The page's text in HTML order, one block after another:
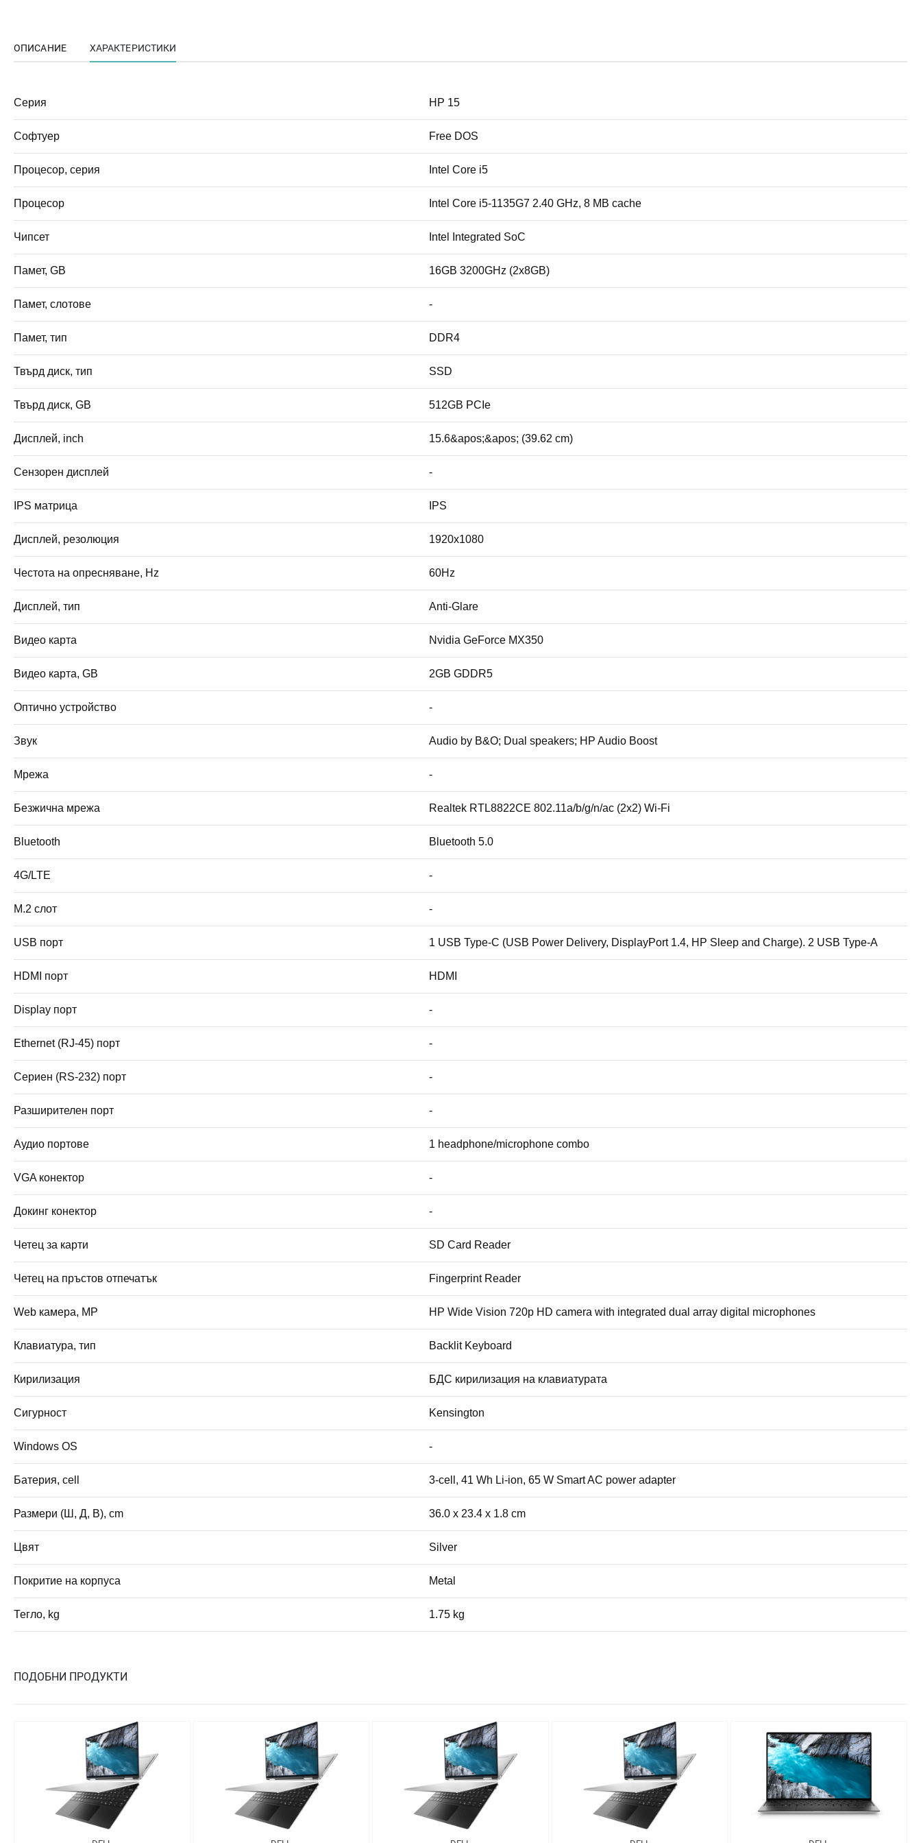
ОПИСАНИЕ ХАРАКТЕРИСТИКИ
Серия HP 15
Софтуер Free DOS
Процесор, серия Intel Core i5
Процесор Intel Core i5-1135G7 2.40 GHz, 8 MB cache
Чипсет Intel Integrated SoC
Памет, GB 16GB 3200GHz (2x8GB)
Памет, слотове -
Памет, тип DDR4
Твърд диск, тип SSD
Твърд диск, GB 512GB PCIe
Дисплей, inch 15.6&apos;&apos; (39.62 cm)
Сензорен дисплей -
IPS матрица IPS
Дисплей, резолюция 1920x1080
Честота на опресняване, Hz 60Hz
Дисплей, тип Anti-Glare
Видео карта Nvidia GeForce MX350
Видео карта, GB 2GB GDDR5
Оптично устройство -
Звук Audio by B&O; Dual speakers; HP Audio Boost
Мрежа -
Безжична мрежа Realtek RTL8822CE 802.11a/b/g/n/ac (2x2) Wi-Fi
Bluetooth Bluetooth 5.0
4G/LTE -
M.2 слот -
USB порт 1 USB Type-C (USB Power Delivery, DisplayPort 1.4, HP Sleep and Charge). 2 USB Type-A
HDMI порт HDMI
Display порт -
Ethernet (RJ-45) порт -
Сериен (RS-232) порт -
Разширителен порт -
Аудио портове 1 headphone/microphone combo
VGA конектор -
Докинг конектор -
Четец за карти SD Card Reader
Четец на пръстов отпечатък Fingerprint Reader
Web камера, MP HP Wide Vision 720p HD camera with integrated dual array digital microphones
Клавиатура, тип Backlit Keyboard
Кирилизация БДС кирилизация на клавиатурата
Сигурност Kensington
Windows OS -
Батерия, cell 3-cell, 41 Wh Li-ion, 65 W Smart AC power adapter
Размери (Ш, Д, В), cm 36.0 x 23.4 x 1.8 cm
Цвят Silver
Покритие на корпуса Metal
Тегло, kg 1.75 kg
ПОДОБНИ ПРОДУКТИ